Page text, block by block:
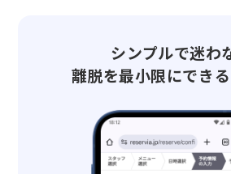
シンプルで迷わ
離脱を最小限にでき